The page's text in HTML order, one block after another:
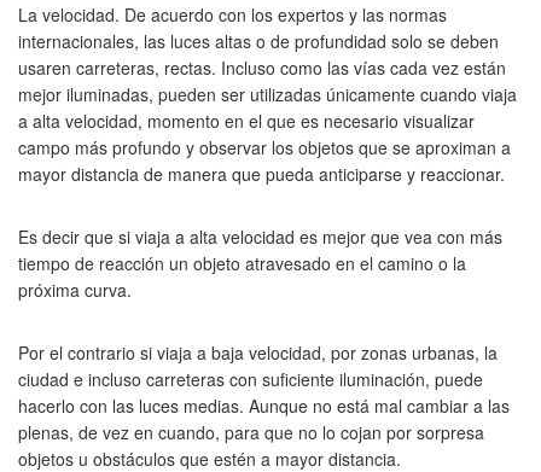
La velocidad. De acuerdo con los expertos y las normas
internacionales, las luces altas o de profundidad solo se deben
usaren carreteras, rectas. Incluso como las vías cada vez están
mejor iluminadas, pueden ser utilizadas únicamente cuando viaja
a alta velocidad, momento en el que es necesario visualizar
campo más profundo y observar los objetos que se aproximan a
mayor distancia de manera que pueda anticiparse y reaccionar.
Es decir que si viaja a alta velocidad es mejor que vea con más
tiempo de reacción un objeto atravesado en el camino o la
próxima curva.
Por el contrario si viaja a baja velocidad, por zonas urbanas, la
ciudad e incluso carreteras con suficiente iluminación, puede
hacerlo con las luces medias. Aunque no está mal cambiar a las
plenas, de vez en cuando, para que no lo cojan por sorpresa
objetos u obstáculos que estén a mayor distancia.